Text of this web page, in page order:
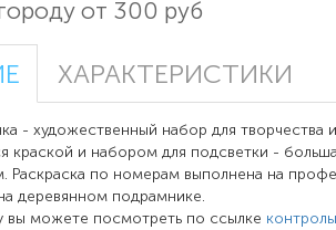
от 300 руб
ХАРАКТЕРИСТИКИ
- художественный набор для творчества
краской и набором для подсветки -
Раскраска по номерам выполнена на
деревянном подрамнике.
вы можете посмотреть по ссылке